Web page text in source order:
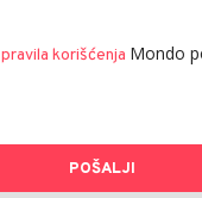
pravila korišćenja Mondo
POŠALJI